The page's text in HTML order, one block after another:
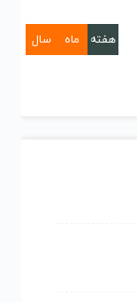
هفته ماه سال